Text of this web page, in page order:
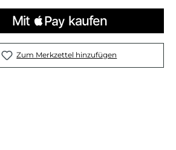
Zum Merkzettel hinzufügen